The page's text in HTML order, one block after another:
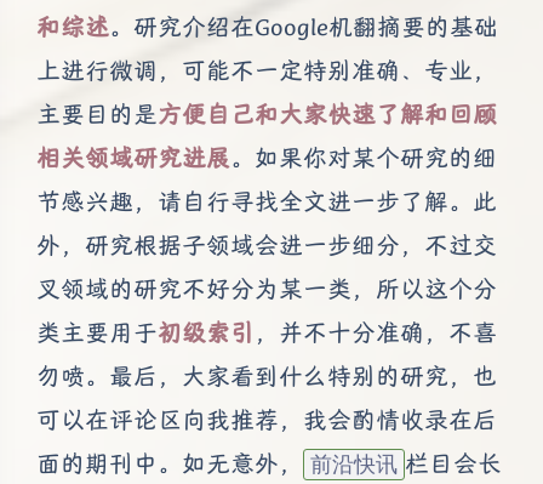
和综述。研究介绍在Google机翻摘要的基础
上进行微调，可能不一定特别准确、专业，
主要目的是方便自己和大家快速了解和回顾
相关领域研究进展。如果你对某个研究的细
节感兴趣，请自行寻找全文进一步了解。此
外，研究根据子领域会进一步细分，不过交
叉领域的研究不好分为某一类，所以这个分
类主要用于初级索引 ，并不十分准确，不喜
勿喷。最后，大家看到什么特别的研究，也
可以在评论区向我推荐，我会酌情收录在后
面的期刊中。如无意外，
前沿快讯 栏目会长